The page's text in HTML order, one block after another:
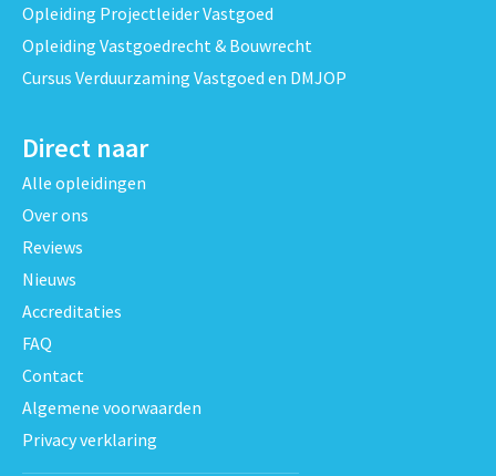
Opleiding Projectleider Vastgoed
Opleiding Vastgoedrecht & Bouwrecht
Cursus Verduurzaming Vastgoed en DMJOP
Direct naar
Alle opleidingen
Over ons
Reviews
Nieuws
Accreditaties
FAQ
Contact
Algemene voorwaarden
Privacy verklaring